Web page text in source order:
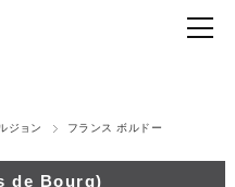
ジョン
フランス ボルドー
de Bourg)